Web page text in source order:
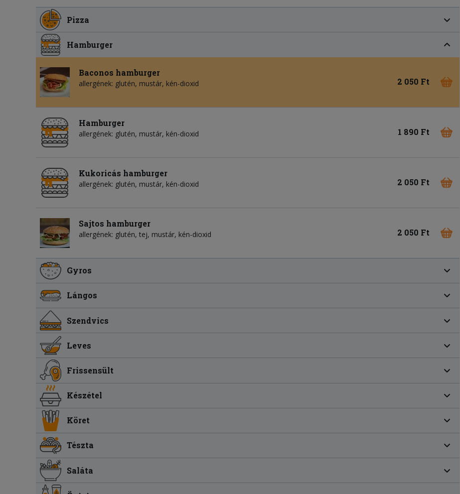
Pizza
Hamburger
Baconos hamburger
allergének: glutén, mustár, kén-dioxid 2 050 Ft
Hamburger
allergének: glutén, mustár, kén-dioxid 1 890 Ft
Kukoricás hamburger
allergének: glutén, mustár, kén-dioxid 2 050 Ft
Sajtos hamburger
allergének: glutén, tej, mustár, kén-dioxid 2 050 Ft
Gyros
Lángos
Szendvics
Leves
Frissensült
Készétel
Köret
Tészta
Saláta